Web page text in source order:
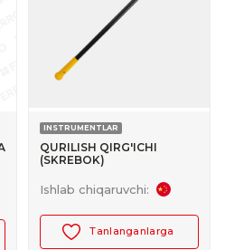
INSTRUMENTLAR
QURILISH QIRG'ICHI
(SKREBOK)
Ishlab chiqaruvchi:
Tanlanganlarga